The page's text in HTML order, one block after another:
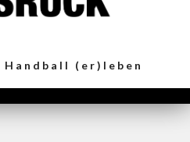
Handball (er)leben